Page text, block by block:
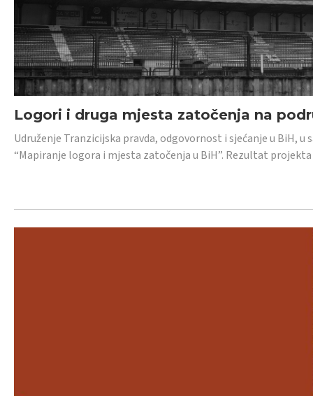
Logori i druga mjesta zatočenja na
Udruženje Tranzicijska pravda, odgovornost i sjećanje u BiH,
“Mapiranje logora i mjesta zatočenja u BiH”. Rezultat